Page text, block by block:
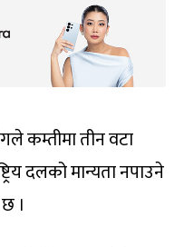
कम्तीमा तीन वटा
दलको मान्यता नपाउने
।